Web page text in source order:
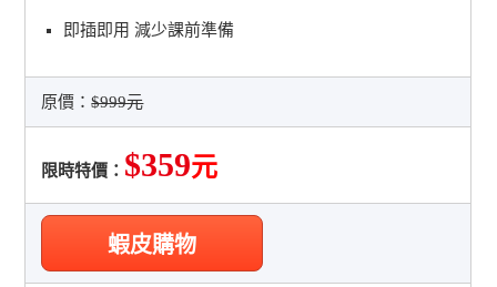
即插即用 減少課前準備
原價：$999元
限時特價： $359元
蝦皮購物